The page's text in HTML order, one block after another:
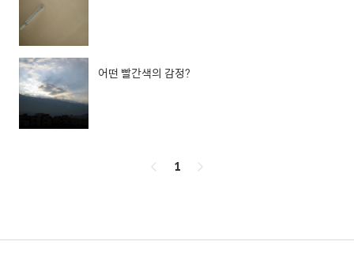
어떤 빨간색의 감정?
페
1